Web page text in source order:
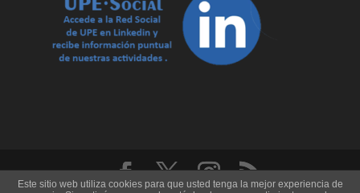
Este sitio web utiliza cookies para que usted tenga la mejor experiencia de